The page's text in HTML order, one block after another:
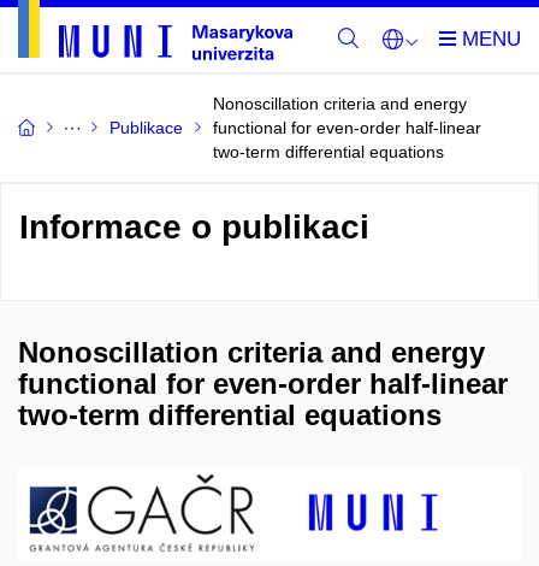
Publikace
Nonoscillation criteria and energy
functional for even-order half-linear
two-term differential equations
Informace o publikaci
Nonoscillation criteria and energy
functional for even-order half-linear
two-term differential equations